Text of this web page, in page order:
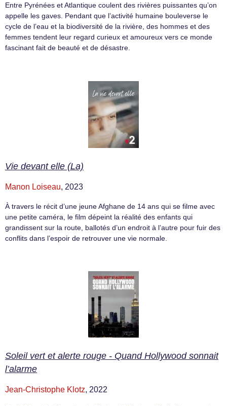
Entre Pyrénées et Atlantique coulent des rivières puissantes qu’on
appelle les gaves. Pendant que l’activité humaine bouleverse le
cycle de l’eau et la biodiversité de la rivière, des hommes et des
femmes tendent leur regard curieux et amoureux vers ce monde
fascinant fait de beauté et de désastre.
Vie devant elle (La)
Manon Loiseau, 2023
À travers le récit d’une jeune Afghane de 14 ans qui se filme avec
une petite caméra, le film dépeint la réalité des enfants qui
grandissent sur la route, ballotés d’un endroit à l’autre pour fuir des
conflits dans l’espoir de retrouver une vie normale.
Soleil vert et alerte rouge - Quand Hollywood sonnait
l’alarme
Jean-Christophe Klotz, 2022